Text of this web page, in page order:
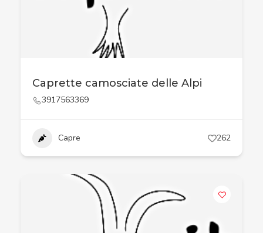
Caprette camosciate delle Alpi
3917563369
Capre 262